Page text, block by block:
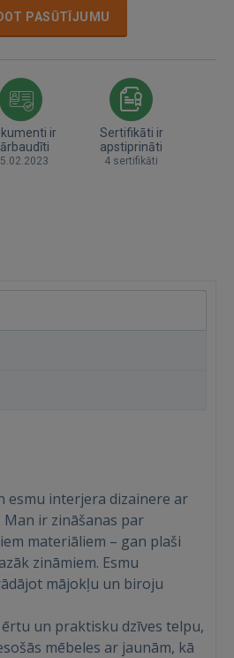
PASŪTĪJUMU
ir
Sertifikāti ir
apstiprināti
4 sertifikāti
esmu interjera dizainere ar
ir zināšanas par
materiāliem – gan plaši
zināmiem. Esmu
mājokļu un biroju
un praktisku dzīves telpu,
mēbeles ar jaunām, kā